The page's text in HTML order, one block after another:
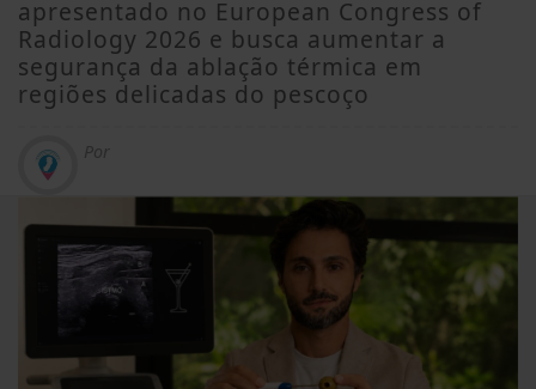
apresentado no European Congress of
Radiology 2026 e busca aumentar a
segurança da ablação térmica em
regiões delicadas do pescoço
Por